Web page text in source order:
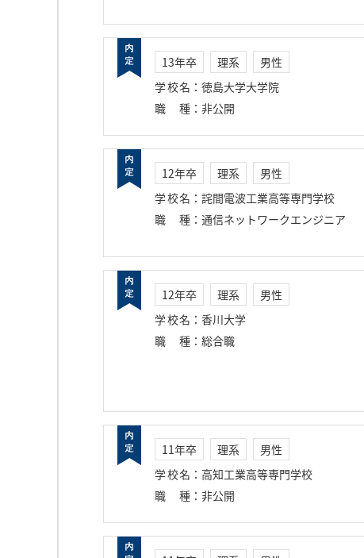
13年卒 理系
男性
学校名 ： 徳島大学大学院
職種 ： 非公開
12年卒 理系
男性
学校名 ： 詫間電波工業高等専門学校
職種 ： 通信ネットワークエンジニア
12年卒 理系
男性
学校名 ： 香川大学
職種 ： 総合職
11年卒 理系
男性
学校名 ： 高知工業高等専門学校
職種 ： 非公開